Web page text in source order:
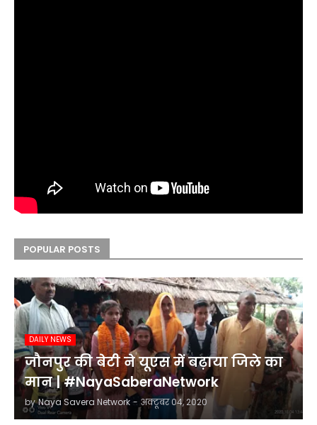
POPULAR POSTS
DAILY NEWS
जौनपुर की बेटी ने यूएस में बढ़ाया जिले का
मान | #NayaSaberaNetwork
by Naya Savera Network - अक्टूबर 04, 2020